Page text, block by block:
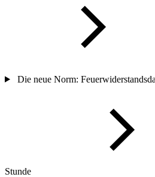
Die neue Norm:
Stunde